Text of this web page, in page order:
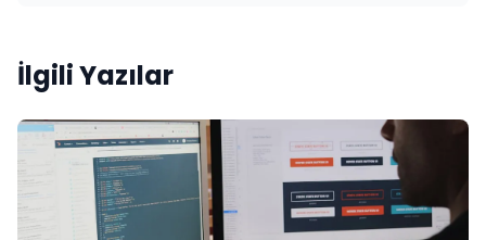
İlgili Yazılar